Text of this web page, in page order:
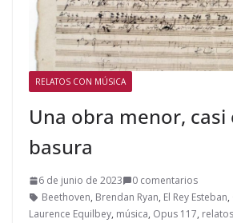
RELATOS CON MÚSICA
Una obra menor, casi
basura
6 de junio de 2023
0 comentarios
Beethoven, Brendan Ryan, El Rey Esteban,
Laurence Equilbey, música, Opus 117, relatos